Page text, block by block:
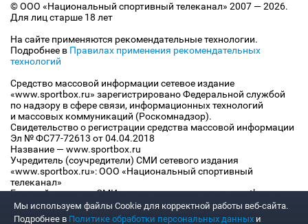
© ООО «Национальный спортивный телеканал» 2007 — 2026.
Для лиц старше 18 лет
На сайте применяются рекомендательные технологии.
Подробнее в Правилах применения рекомендательных
технологий
Средство массовой информации сетевое издание
«www.sportbox.ru» зарегистрировано Федеральной службой
по надзору в сфере связи, информационных технологий
и массовых коммуникаций (Роскомнадзор).
Свидетельство о регистрации средства массовой информации
Эл № ФС77-72613 от 04.04.2018
Название — www.sportbox.ru
Учредитель (соучредители) СМИ сетевого издания
«www.sportbox.ru»: ООО «Национальный спортивный
телеканал»
Главный редактор СМИ сетевого издания «www.sportbox.ru»:
Конов В.А.
Номер телефона редакции СМИ сетевого издания
Мы используем файлы Сookie для корректной работы веб-сайта.
Подробнее в Политике обработки персональных данных и